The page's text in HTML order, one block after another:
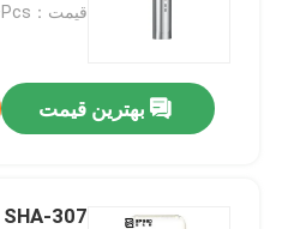
قیمت：USD+8.2+Pcs
بهترین قیمت